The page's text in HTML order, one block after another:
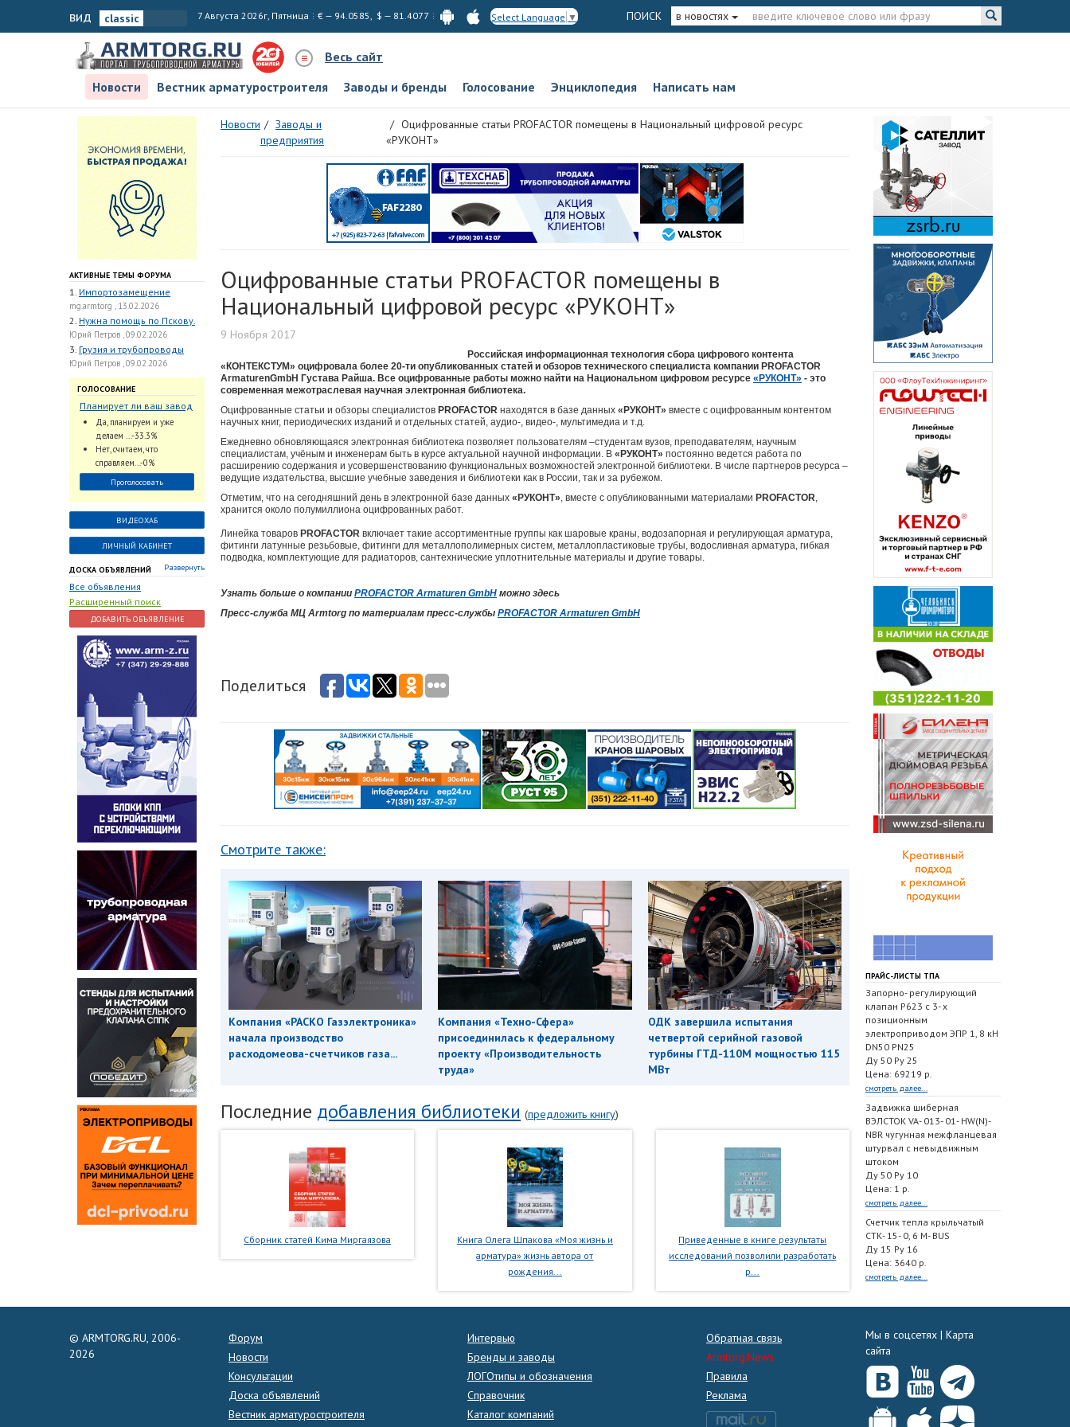
вид 7 Августа 2026г, Пятница € — 94.0585, $ — 81.4077 Select Language ▼ ПОИСК в новостях
Весь сайт
Новости
Вестник арматуростроителя Заводы и бренды Голосование Энциклопедия Написать нам
АКТИВНЫЕ ТЕМЫ ФОРУМА
1. Импортозамещение
mg.armtorg , 13.02.2026
2. Нужна помощь по Пскову.
Юрий Петров , 09.02.2026
3. Грузия и трубопроводы
Юрий Петров , 09.02.2026
ГОЛОСОВАНИЕ
Планирует ли ваш завод
использовать
промышленный
интеллект и цифровые
заказы для ускорения
обработки заказов и
оперативной отгрузки
продукции конечному
потребителю?
Да, планируем и уже
делаем ...-33.3%
Нет, считаем, что
справляем...-0%
Проголосовать
ВИДЕОХАБ
ЛИЧНЫЙ КАБИНЕТ
ДОСКА ОБЪЯВЛЕНИЙ Развернуть
Все объявления
Расширенный поиск
ДОБАВИТЬ ОБЪЯВЛЕНИЕ
Новости
Заводы и
предприятия
Оцифрованные статьи PROFACTOR помещены в Национальный цифровой ресурс
«РУКОНТ»
Оцифрованные статьи PROFACTOR помещены в
Национальный цифровой ресурс «РУКОНТ»
9 Ноября 2017
Российская информационная технология сбора цифрового контента
«КОНТЕКСТУМ» оцифровала более 20-ти опубликованных статей и обзоров технического специалиста компании PROFACTOR
ArmaturenGmbH Густава Райша. Все оцифрованные работы можно найти на Национальном цифровом ресурсе «РУКОНТ» - это
современная межотраслевая научная электронная библиотека.
Оцифрованные статьи и обзоры специалистов PROFACTOR находятся в базе данных «РУКОНТ» вместе с оцифрованным контентом
научных книг, периодических изданий и отдельных статей, аудио-, видео-, мультимедиа и т.д.
Ежедневно обновляющаяся электронная библиотека позволяет пользователям –студентам вузов, преподавателям, научным
специалистам, учёным и инженерам быть в курсе актуальной научной информации. В «РУКОНТ» постоянно ведется работа по
расширению содержания и усовершенствованию функциональных возможностей электронной библиотеки. В числе партнеров ресурса –
ведущие издательства, высшие учебные заведения и библиотеки как в России, так и за рубежом.
Отметим, что на сегодняшний день в электронной базе данных «РУКОНТ», вместе с опубликованными материалами PROFACTOR,
хранится около полумиллиона оцифрованных работ.
Линейка товаров PROFACTOR включает такие ассортиментные группы как шаровые краны, водозапорная и регулирующая арматура,
фитинги латунные резьбовые, фитинги для металлополимерных систем, металлопластиковые трубы, водосливная арматура, гибкая
подводка, комплектующие для радиаторов, сантехнические уплотнительные материалы и другие товары.
Узнать больше о компании PROFACTOR Armaturen GmbH можно здесь
Пресс-служба МЦ Armtorg по материалам пресс-службы PROFACTOR Armaturen GmbH
Поделиться
Смотрите также:
Компания «РАСКО Газэлектроника»
начала производство
расходомеова-счетчиков газа...
Компания «Техно-Сфера»
присоединилась к федеральному
проекту «Производительность
труда»
ОДК завершила испытания
четвертой серийной газовой
турбины ГТД-110М мощностью 115
МВт
Последние добавления библиотеки (предложить книгу)
Сборник статей Кима Миргаязова
Книга Олега Шпакова «Моя жизнь и
арматура» жизнь автора от
рождения...
Приведенные в книге результаты
исследований позволили разработать
р...
ПРАЙС-ЛИСТЫ ТПА
Запорно- регулирующий
клапан Р623 с 3- х
позиционным
электроприводом ЭПР 1, 8 кН
DN50 PN25
Ду 50 Ру 25
Цена: 69219 р.
смотреть далее...
Задвижка шиберная
ВЭЛСТОК VA- 013- 01- HW(N)-
NBR чугунная межфланцевая
штурвал с невыдвижным
штоком
Ду 50 Ру 10
Цена: 1 р.
смотреть далее...
Счетчик тепла крыльчатый
СТК- 15- 0, 6 M- BUS
Ду 15 Ру 16
Цена: 3640 р.
смотреть далее...
© ARMTORG.RU, 2006-
2026
Форум
Новости
Консультации
Доска объявлений
Вестник арматуростроителя
Интервью
Бренды и заводы
ЛОГОтипы и обозначения
Справочник
Каталог компаний
Обратная связь
Armtorg.News
Правила
Реклама
Мы в соцсетях | Карта
сайта